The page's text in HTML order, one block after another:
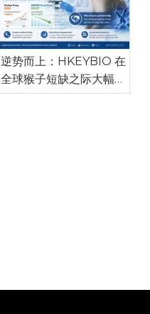
逆势而上：HKEYBIO 在
全球猴子短缺之际大幅削
减 NHP 自体免疫模型价